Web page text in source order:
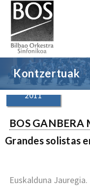
Kontzertuak
BOS GANBERA
Grandes solistas
17
urtarrila
2011
Euskalduna